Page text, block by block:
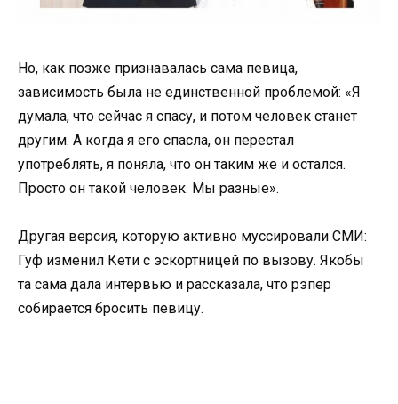
Но, как позже признавалась сама певица,
зависимость была не единственной проблемой: «Я
думала, что сейчас я спасу, и потом человек станет
другим. А когда я его спасла, он перестал
употреблять, я поняла, что он таким же и остался.
Просто он такой человек. Мы разные».
Другая версия, которую активно муссировали СМИ:
Гуф изменил Кети с эскортницей по вызову. Якобы
та сама дала интервью и рассказала, что рэпер
собирается бросить певицу.